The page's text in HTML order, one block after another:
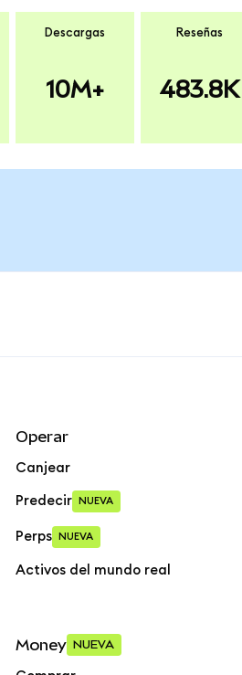
Descargas
10M+
Reseñas
483.8K
Operar
Canjear
Predecir NUEVA
Perps NUEVA
Activos del mundo real
Money NUEVA